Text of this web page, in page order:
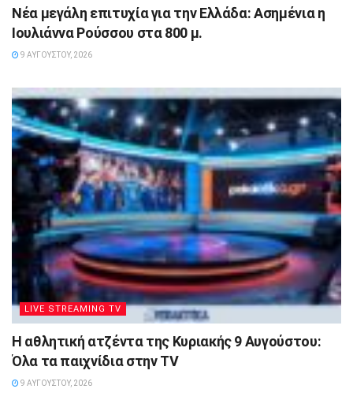
Νέα μεγάλη επιτυχία για την Ελλάδα: Ασημένια η
Ιουλιάννα Ρούσσου στα 800 μ.
9 ΑΥΓΟΎΣΤΟΥ, 2026
LIVE STREAMING TV
Η αθλητική ατζέντα της Κυριακής 9 Αυγούστου:
Όλα τα παιχνίδια στην TV
9 ΑΥΓΟΎΣΤΟΥ, 2026